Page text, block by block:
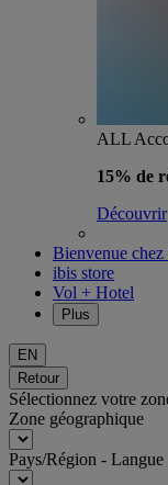
ALL
15% de
Découvrir
Bienvenue chez
ibis store
Vol + Hotel
Plus
EN
Retour
Sélectionnez votre
Zone géographique
Pays/Région - Langue